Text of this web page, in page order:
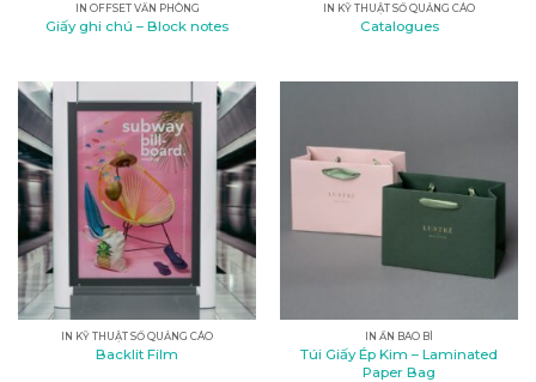
IN OFFSET VĂN PHÒNG
Giấy ghi chú – Block notes
IN KỸ THUẬT SỐ QUẢNG CÁO
Catalogues
IN KỸ THUẬT SỐ QUẢNG CÁO
Backlit Film
IN ẤN BAO BÌ
Túi Giấy Ép Kim – Laminated
Paper Bag